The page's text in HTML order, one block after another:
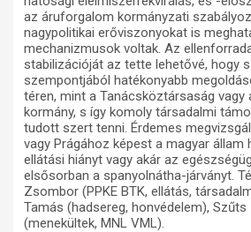
Műhelymunkák
az áruforgalom kormányzati
nagypolitikai erőviszonyokat is
mechanizmusok voltak. Az
stabilizációját az tette lehetővé, hogy
szempontjából hatékonyabb
téren, mint a Tanácsköztársaság vagy
kormány, s így komoly társadalmi
tudott szert tenni. Érdemes
vagy Prágához képest a magyar állam
ellátási hiányt vagy akár az
elsősorban a spanyolnátha-járványt.
Zsombor (PPKE BTK, ellátás,
Tamás (hadsereg, honvédelem), Szűts
(menekültek, MNL VML).